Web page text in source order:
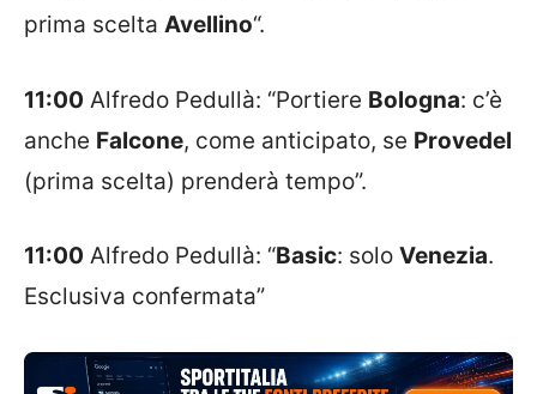
prima scelta Avellino“.
11:00 Alfredo Pedullà: “Portiere Bologna: c’è
anche Falcone, come anticipato, se Provedel
(prima scelta) prenderà tempo”.
11:00 Alfredo Pedullà: “Basic: solo Venezia.
Esclusiva confermata”